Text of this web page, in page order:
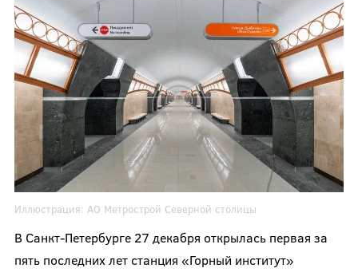
Иллюстрация: АО Метрострой Северной столицы
В Санкт-Петербурге 27 декабря открылась первая за
пять последних лет станция «Горный институт»